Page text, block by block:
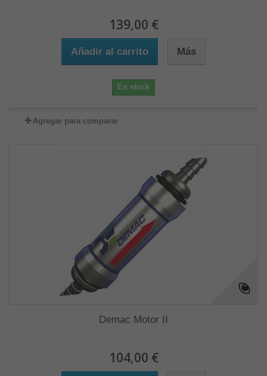
139,00 €
Añadir al carrito Más
En stock
Agregar para comparar
Demac Motor II
104,00 €